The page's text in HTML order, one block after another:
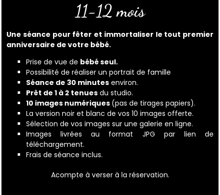
11-12 mois
Une séance pour fêter et immortaliser le tout premier
anniversaire de votre bébé.
Prise de vue de bébé seul.
Possibilité de réaliser un portrait de famille
Séance de 30 minutes environ.
Prêt de 1 à 2 tenues du studio.
10 images numériques (pas de tirages papiers).
La version noir et blanc de vos 10 images offerte.
Sélection de vos images sur une galerie en ligne.
Images livrées au format JPG par lien de
téléchargement.
Frais de séance inclus.
Acompte à verser à la réservation.